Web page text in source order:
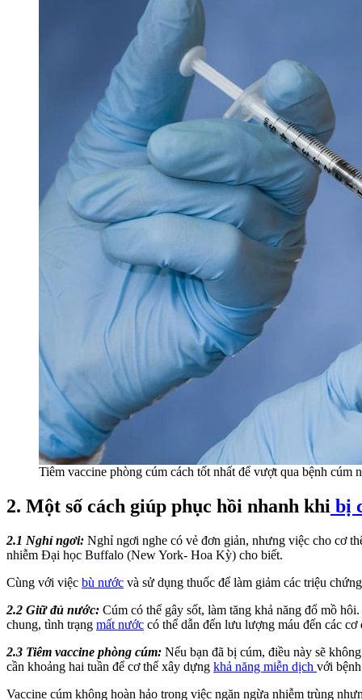
Tiêm vaccine phòng cúm cách tốt nhất để vượt qua bệnh cúm
2. Một số cách giúp phục hồi nhanh khi bị
2.1 Nghỉ ngơi: Nghỉ ngơi nghe có vẻ đơn giản, nhưng việc cho cơ
nhiễm Đại học Buffalo (New York- Hoa Kỳ) cho biết.
Cùng với việc bù nước và sử dụng thuốc để làm giảm các triệu
2.2 Giữ đủ nước: Cúm có thể gây sốt, làm tăng khả năng đổ mồ
chung, tình trạng mất nước có thể dẫn đến lưu lượng máu đến các
2.3 Tiêm vaccine phòng cúm: Nếu bạn đã bị cúm, điều này sẽ
cần khoảng hai tuần để cơ thể xây dựng khả năng miễn dịch với
Vaccine cúm không hoàn hảo trong việc ngăn ngừa nhiễm trùng